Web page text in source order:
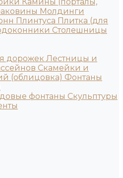
Молдинги
Плинтуса Плитка (для
Столешницы
дорожек Лестницы и
Скамейки и
(облицовка) Фонтаны
фонтаны Скульптуры